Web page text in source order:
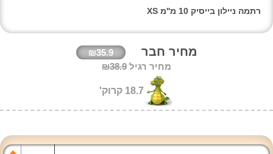
זיכיון
כניסה
רתמה ניילון בייסיק 10 מ''מ XS
מחיר חבר
₪35.9
מחיר רגיל ₪38.9
18.7 קרוק'